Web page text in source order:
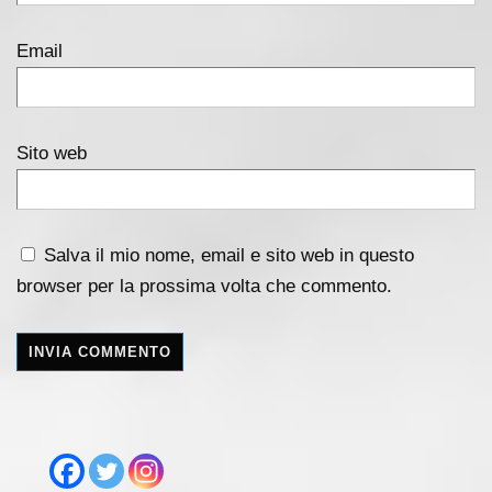
Email
Sito web
Salva il mio nome, email e sito web in questo
browser per la prossima volta che commento.